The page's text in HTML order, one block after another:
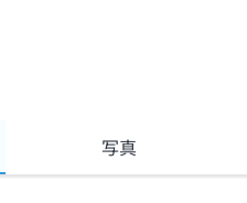
写真